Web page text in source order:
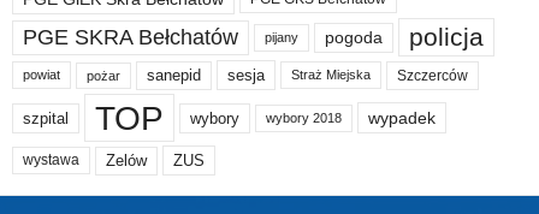
PGE SKRA Bełchatów pijany pogoda policja
powiat pożar sanepid sesja Straż Miejska Szczerców
szpital TOP wybory wybory 2018 wypadek
wystawa Zelów ZUS